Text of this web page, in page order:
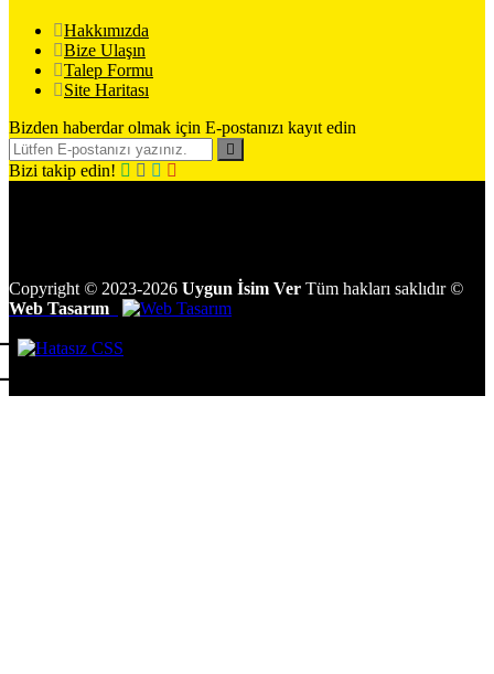
Hakkımızda
Bize Ulaşın
Talep Formu
Site Haritası
Bizden haberdar olmak için E-postanızı kayıt edin
Bizi takip edin!
Copyright © 2023-2026 Uygun İsim Ver Tüm hakları saklıdır ©
Web Tasarım